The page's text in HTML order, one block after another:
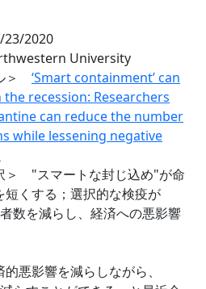
2020
University
＞ ‘Smart containment’ can
recession: Researchers
can reduce the number
while lessening negative
＞ "スマートな封じ込め"が命
短くする；選択的な検疫が
数を減らし、経済への悪影響
悪影響を減らしながら、